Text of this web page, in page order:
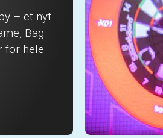
– et nyt
Bag
for hele